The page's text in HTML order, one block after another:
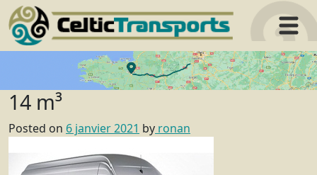
Aller
au
contenu
14 m³
Posted on 6 janvier 2021 by ronan